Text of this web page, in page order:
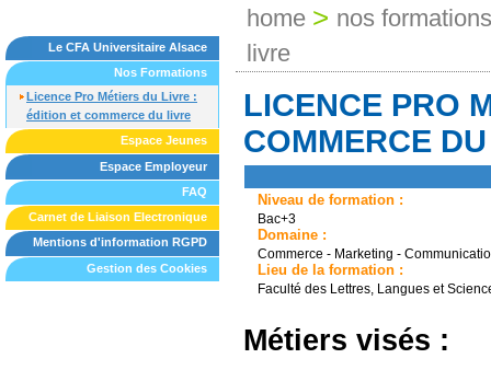
Le CFA Universitaire Alsace
Nos Formations
Licence Pro Métiers du Livre :
édition et commerce du livre
Espace Jeunes
Espace Employeur
FAQ
Carnet de Liaison Electronique
Mentions d'information RGPD
Gestion des Cookies
home > nos formations
livre
LICENCE PRO
COMMERCE
Niveau de formation :
Bac+3
Domaine :
Commerce - Marketing -
Lieu de la formation :
Faculté des Lettres, Langues et
Métiers visés :